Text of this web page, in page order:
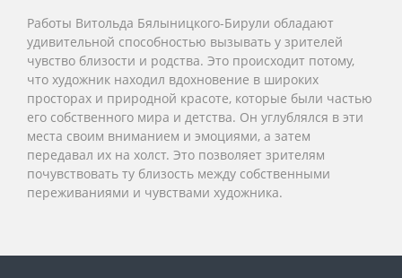
Работы Витольда Бялыницкого-Бирули обладают
удивительной способностью вызывать у зрителей
чувство близости и родства. Это происходит потому,
что художник находил вдохновение в широких
просторах и природной красоте, которые были частью
его собственного мира и детства. Он углублялся в эти
места своим вниманием и эмоциями, а затем
передавал их на холст. Это позволяет зрителям
почувствовать ту близость между собственными
переживаниями и чувствами художника.